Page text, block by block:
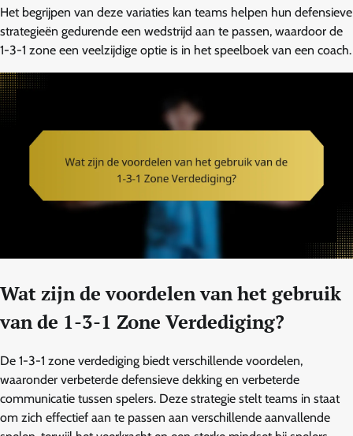
Het begrijpen van deze variaties kan teams helpen hun defensieve
strategieën gedurende een wedstrijd aan te passen, waardoor de
1-3-1 zone een veelzijdige optie is in het speelboek van een coach.
Wat zijn de voordelen van het gebruik
van de 1-3-1 Zone Verdediging?
De 1-3-1 zone verdediging biedt verschillende voordelen,
waaronder verbeterde defensieve dekking en verbeterde
communicatie tussen spelers. Deze strategie stelt teams in staat
om zich effectief aan te passen aan verschillende aanvallende